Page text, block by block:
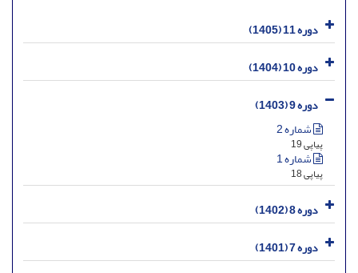
دوره 11 (1405)
دوره 10 (1404)
دوره 9 (1403)
شماره 2
پیاپی 19
شماره 1
پیاپی 18
دوره 8 (1402)
دوره 7 (1401)